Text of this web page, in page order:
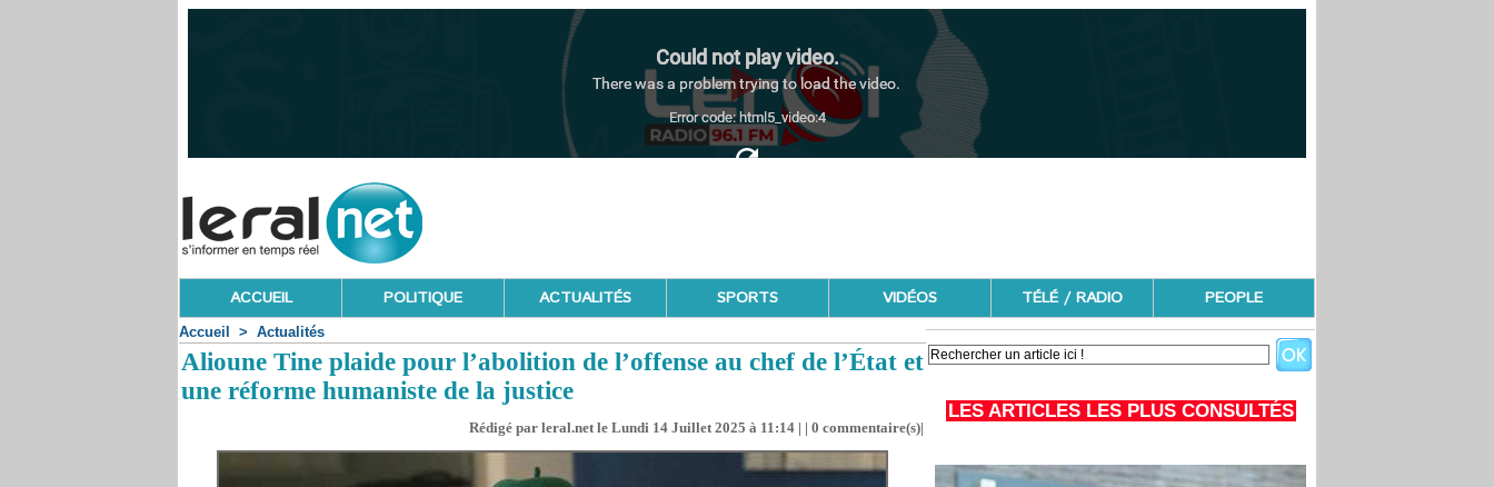
ACCUEIL POLITIQUE ACTUALITÉS SPORTS VIDÉOS TÉLÉ / RADIO PEOPLE
Accueil > Actualités
Alioune Tine plaide pour l’abolition de l’offense au chef de l’État et
une réforme humaniste de la justice
Rédigé par leral.net le Lundi 14 Juillet 2025 à 11:14 | | 0 commentaire(s)|
LES ARTICLES LES PLUS CONSULTÉS